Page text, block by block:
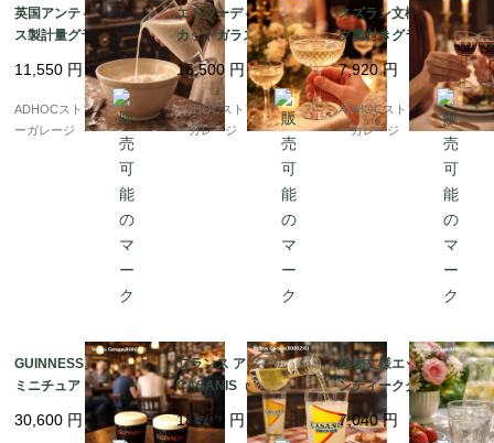
英国アンティーク ガラ
ス製計量グラス（約10
オンス） ? 注ぎ口付き
円錐形・台座付き ?
11,550 円
ADHOCストア・イエロ
ーガレージ
エドワーディアン様式
カットガラス シャンパ
ンクープ（アンティー
ク／1点）
16,500 円
ADHOCストア・イエロ
ーガレージ
スズラン文様 エッチン
グ脚付きグラス 2客セ
ット｜アンティーク／
ヴィンテージ
7,920円
ADHOCストア・イエロ
ーガレージ
GUINNESS（ギネス）
ミニチュア・パイント
グラス 塩コショウ入れ
2個セット｜アンティー
30,600 円
フランス アンティーク
CASANIS（カサニス）
パスティス トールグラ
ス 5客セット ? 鮮やか
18,700 円
植物文様エッチング ア
ンティークグラス（高
さ10cm）
7,040円